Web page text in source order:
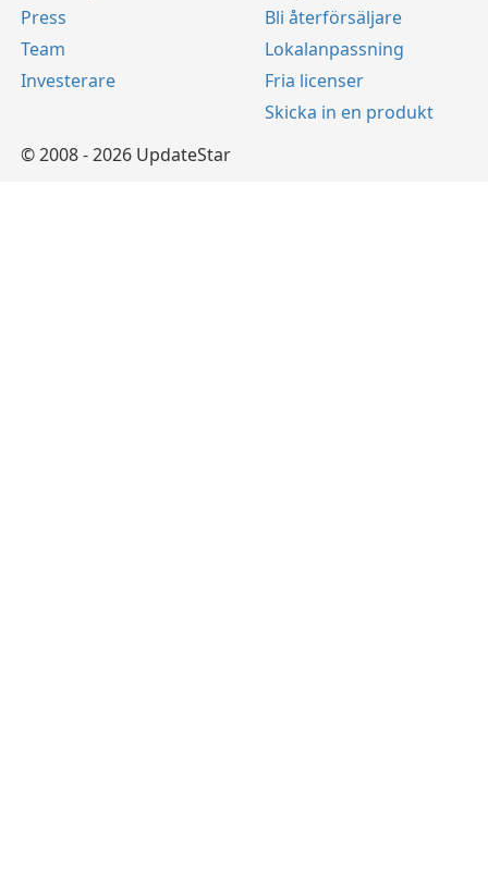
Press
Team
Investerare
Bli återförsäljare
Lokalanpassning
Fria licenser
Skicka in en produkt
© 2008 - 2026 UpdateStar